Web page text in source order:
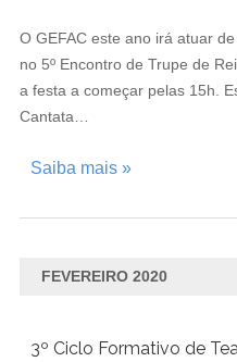
O GEFAC este ano irá atuar
no 5º Encontro de Trupe de
a festa a começar pelas 15h.
Cantata…
Saiba mais »
FEVEREIRO 2020
3º Ciclo Formativo de